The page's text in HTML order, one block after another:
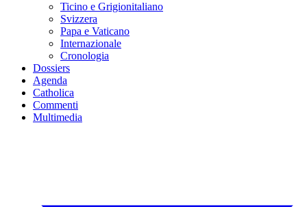
Ticino e Grigionitaliano
Svizzera
Papa e Vaticano
Internazionale
Cronologia
Dossiers
Agenda
Catholica
Commenti
Multimedia